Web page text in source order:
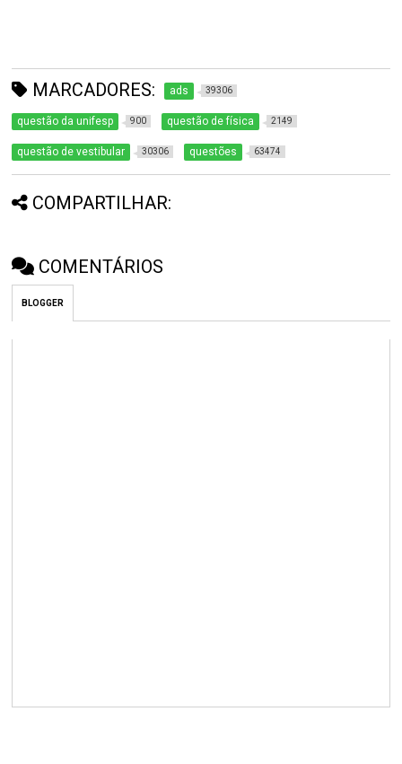
MARCADORES: ads 39306
questão da unifesp 900 questão de física 2149
questão de vestibular 30306 questões 63474
COMPARTILHAR:
COMENTÁRIOS
BLOGGER